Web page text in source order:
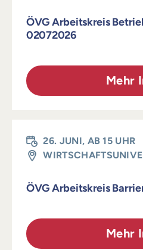
ÖVG Arbeitskreis
02072026
Mehr
26. JUNI, AB 15 UHR
ÖVG Arbeitskreis
Mehr